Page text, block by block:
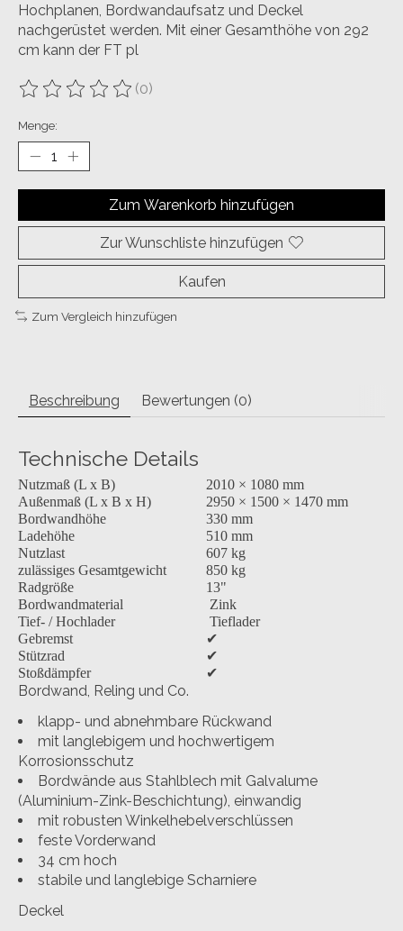
Hochplanen, Bordwandaufsatz und Deckel
nachgerüstet werden. Mit einer Gesamthöhe von 292
cm kann der FT pl
Die Bewertung dieses Produkts ist
(0)
Menge:
Zum Warenkorb hinzufügen
Zur Wunschliste hinzufügen
Kaufen
Zum Vergleich hinzufügen
Beschreibung Bewertungen (0)
Technische Details
Nutzmaß (L x B)
2010 × 1080 mm
Außenmaß (L x B x H)
2950 × 1500 × 1470 mm
Bordwandhöhe
330 mm
Ladehöhe
510 mm
Nutzlast
607 kg
zulässiges Gesamtgewicht
850 kg
Radgröße
13"
Bordwandmaterial
Zink
Tief- / Hochlader
Tieflader
Gebremst
✔
Stützrad
✔
Stoßdämpfer
✔
Bordwand, Reling und Co.
klapp- und abnehmbare Rückwand
mit langlebigem und hochwertigem
Korrosionsschutz
Bordwände aus Stahlblech mit Galvalume
(Aluminium-Zink-Beschichtung), einwandig
mit robusten Winkelhebelverschlüssen
feste Vorderwand
34 cm hoch
stabile und langlebige Scharniere
Deckel